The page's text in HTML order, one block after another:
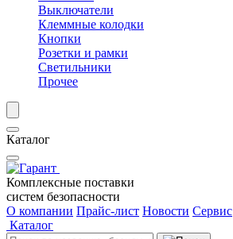
Выключатели
Клеммные колодки
Кнопки
Розетки и рамки
Светильники
Прочее
Каталог
Комплексные поставки
систем безопасности
О компании Прайс-лист Новости Сервис
Каталог